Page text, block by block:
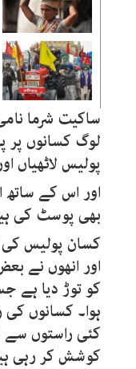
ساکیت شرما
لوگ کسانوں پر
پولیس لاٹھیاں
اور اس کے ساتھ
بھی پوسٹ کی
کسان پولیس
اور انھوں نے
کو توڑ دیا ہے
ہوا۔ کسانوں
کئی راستوں سے
کوشش کر رہی